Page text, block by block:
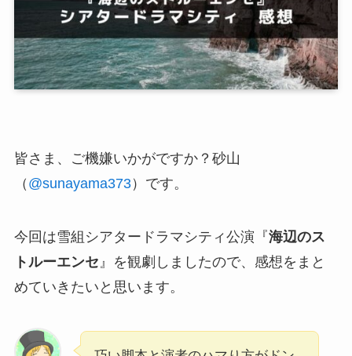
皆さま、ご機嫌いかがですか？砂山
（ @sunayama373）です。
今回は雪組シアタードラマシティ公演『海辺のス
トルーエンセ 』を観劇しましたので、感想をまと
めていきたいと思います。